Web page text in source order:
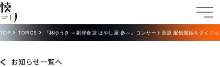
TOP TOPICS 『林ゆうき ～劇伴食堂 はやし屋 参～』コンサート音源 配信開始＆ダイジ
お知らせ一覧へ